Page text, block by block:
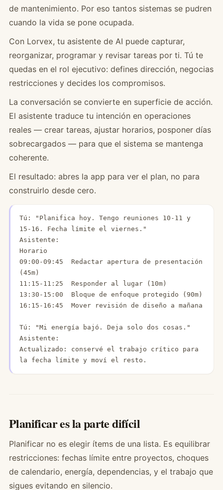
de mantenimiento. Por eso tantos sistemas se pudren
cuando la vida se pone ocupada.
Con Lorvex, tu asistente de AI puede capturar,
reorganizar, programar y revisar tareas por ti. Tú te
quedas en el rol ejecutivo: defines dirección, negocias
restricciones y decides los compromisos.
La conversación se convierte en superficie de acción.
El asistente traduce tu intención en operaciones
reales — crear tareas, ajustar horarios, posponer días
sobrecargados — para que el sistema se mantenga
coherente.
El resultado: abres la app para ver el plan, no para
construirlo desde cero.
Tú: "Planifica hoy. Tengo reuniones 10-11 y
15-16. Fecha límite el viernes."
Asistente:
Horario
09:00-09:45  Redactar apertura de presentación
(45m)
11:15-11:25  Responder al lugar (10m)
13:30-15:00  Bloque de enfoque protegido (90m)
16:15-16:45  Mover revisión de diseño a mañana
Tú: "Mi energía bajó. Deja solo dos cosas."
Asistente:
Actualizado: conservé el trabajo crítico para
la fecha límite y moví el resto.
Planificar es la parte difícil
Planificar no es elegir ítems de una lista. Es equilibrar
restricciones: fechas límite entre proyectos, choques
de calendario, energía, dependencias, y el trabajo que
sigues evitando en silencio.